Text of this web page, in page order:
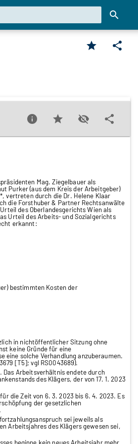
search
star share
info star visibility_off share
Mag. Ziegelbauer als
Purker (aus dem Kreis der Arbeitgeber)
vertreten durch die Dr. Helene Klaar
die Forsthuber & Partner Rechtsanwälte
des Oberlandesgerichts Wien als
Urteil des Arbeits- und Sozialgerichts
erkannt:
bestimmten Kosten der
in nichtöffentlicher Sitzung ohne
keine Gründe für eine
eine solche Verhandlung anzuberaumen.
[T5]; vgl RS0043689).
Arbeitsverhältnis endete durch
des Klägers, der von 17. 1. 2023
die Zeit von 6. 3. 2023 bis 6. 4. 2023. Es
der gesetzlichen
sei jeweils als
Arbeitsjahres des Klägers gewesen sei,